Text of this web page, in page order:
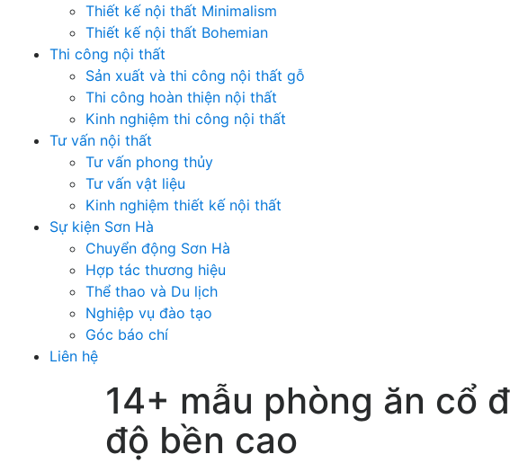
Thiết kế nội thất Minimalism
Thiết kế nội thất Bohemian
Thi công nội thất
Sản xuất và thi công nội thất gỗ
Thi công hoàn thiện nội thất
Kinh nghiệm thi công nội thất
Tư vấn nội thất
Tư vấn phong thủy
Tư vấn vật liệu
Kinh nghiệm thiết kế nội thất
Sự kiện Sơn Hà
Chuyển động Sơn Hà
Hợp tác thương hiệu
Thể thao và Du lịch
Nghiệp vụ đào tạo
Góc báo chí
Liên hệ
14+ mẫu phòng ăn cổ
độ bền cao